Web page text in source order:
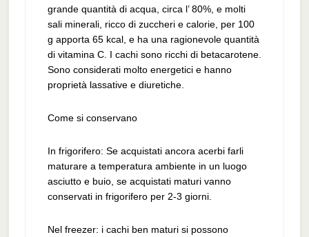
grande quantità di acqua, circa l’ 80%, e molti
sali minerali, ricco di zuccheri e calorie, per 100
g apporta 65 kcal, e ha una ragionevole quantità
di vitamina C. I cachi sono ricchi di betacarotene.
Sono considerati molto energetici e hanno
proprietà lassative e diuretiche.
Come si conservano
In frigorifero: Se acquistati ancora acerbi farli
maturare a temperatura ambiente in un luogo
asciutto e buio, se acquistati maturi vanno
conservati in frigorifero per 2-3 giorni.
Nel freezer: i cachi ben maturi si possono